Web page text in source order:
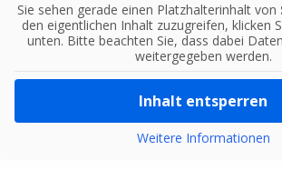
Sie sehen gerade einen Platzhalterinhalt von
den eigentlichen Inhalt zuzugreifen, klicken
unten. Bitte beachten Sie, dass dabei
weitergegeben werden.
Inhalt entsperren
Weitere Informationen